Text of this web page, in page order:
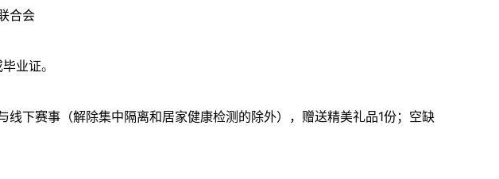
合会
业证。
下赛事（解除集中隔离和居家健康检测的除外），赠送精美礼品1份；空缺